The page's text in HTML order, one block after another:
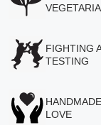
FIGHTING
TESTING
LOVE